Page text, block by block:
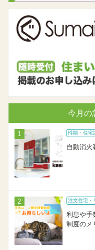
今月の
性能・住宅
自動消火
注文住宅・
利息や手
制度のメ